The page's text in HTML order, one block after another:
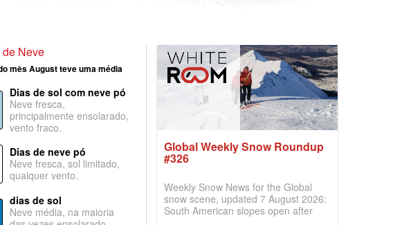
Neve
mês August teve uma média
Dias de sol com neve pó
Neve fresca,
principalmente ensolarado,
vento fraco.
Dias de neve pó
Neve fresca, sol limitado,
qualquer vento.
dias de sol
Neve média, na maioria
Global Weekly Snow Roundup
#326
Weekly Snow News for the Global
snow scene, updated 7 August 2026:
South American slopes open after